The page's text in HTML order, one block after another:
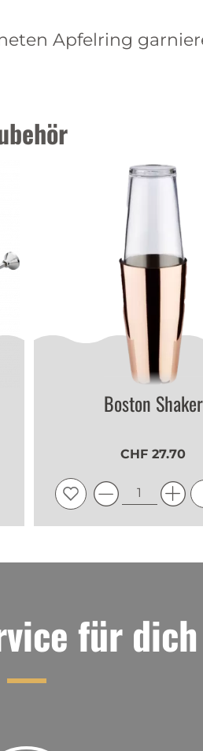
Apfelring
Boston Shaker
CHF 27.70
für dich